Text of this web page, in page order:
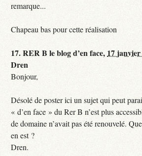
remarque...
Chapeau bas pour cette réalisation
17.RER B le blog d’en face, 17
Dren
Bonjour,
Désolé de poster ici un sujet qui peut
« d’en face » du Rer B n’est plus
de domaine n’avait pas été renouvelé.
en est ?
Dren.